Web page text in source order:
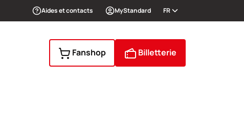
Aides et contacts MyStandard FR
Fanshop Billetterie